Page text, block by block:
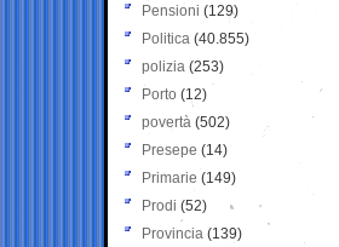
Pensioni (129)
Politica (40.855)
polizia (253)
Porto (12)
povertà (502)
Presepe (14)
Primarie (149)
Prodi (52)
Provincia (139)